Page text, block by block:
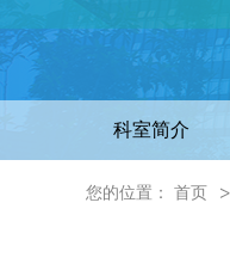
科室简介
您的位置： 首页